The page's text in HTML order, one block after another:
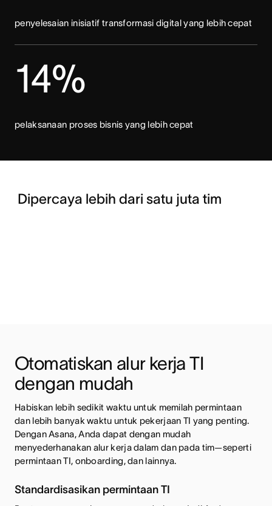
penyelesaian inisiatif transformasi digital yang lebih cepat
14%
pelaksanaan proses bisnis yang lebih cepat
Dipercaya lebih dari satu juta tim
Otomatiskan alur kerja TI
dengan mudah
Habiskan lebih sedikit waktu untuk memilah permintaan
dan lebih banyak waktu untuk pekerjaan TI yang penting.
Dengan Asana, Anda dapat dengan mudah
menyederhanakan alur kerja dalam dan pada tim—seperti
permintaan TI, onboarding, dan lainnya.
Standardisasikan permintaan TI